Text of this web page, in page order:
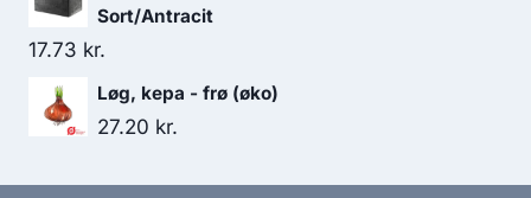
Sort/Antracit
17.73 kr.
Løg, kepa - frø (øko)
27.20 kr.